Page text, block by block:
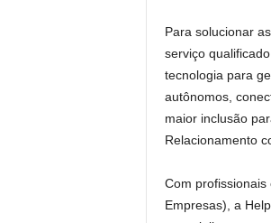
Para solucionar
serviço
tecnologia para
autônomos,
maior inclusão
Relacionamento
Com profissionais
Empresas), a